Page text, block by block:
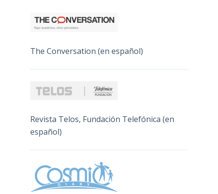
The Conversation (en español)
Revista Telos, Fundación Telefónica (en
español)